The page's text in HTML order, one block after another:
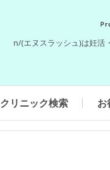
n/(エヌスラッシュ)は妊活
クリニック検索 お